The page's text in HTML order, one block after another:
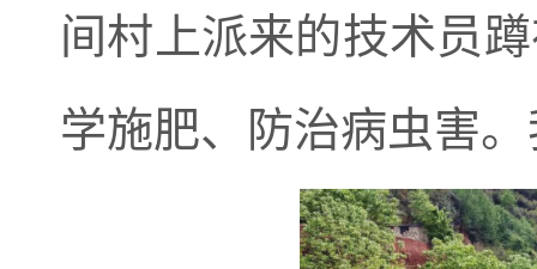
间村上派来的技术员
学施肥、防治病虫害